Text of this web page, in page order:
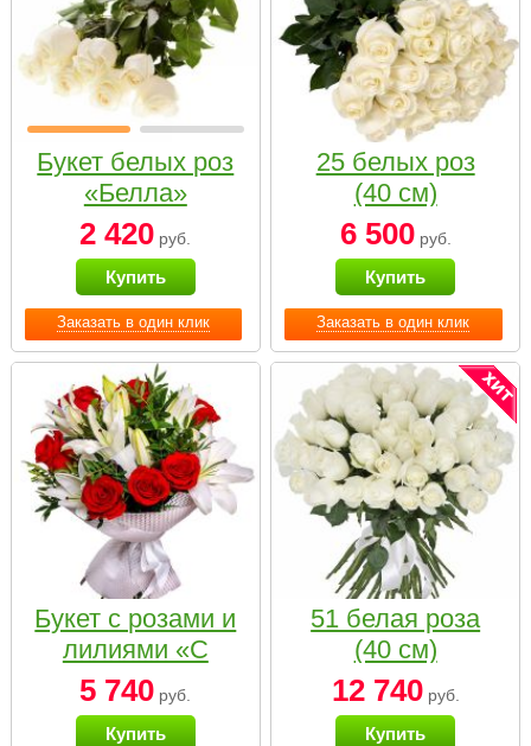
Заказать в один клик
Букет белых роз
«Белла»
2 420 руб.
Купить
Заказать в один клик
25 белых роз
(40 см)
6 500руб.
Купить
Букет с розами и
лилиями «С
наилучшими
пожеланиями»
5 740 руб.
Купить
51 белая роза
(40 см)
12 740руб.
Купить